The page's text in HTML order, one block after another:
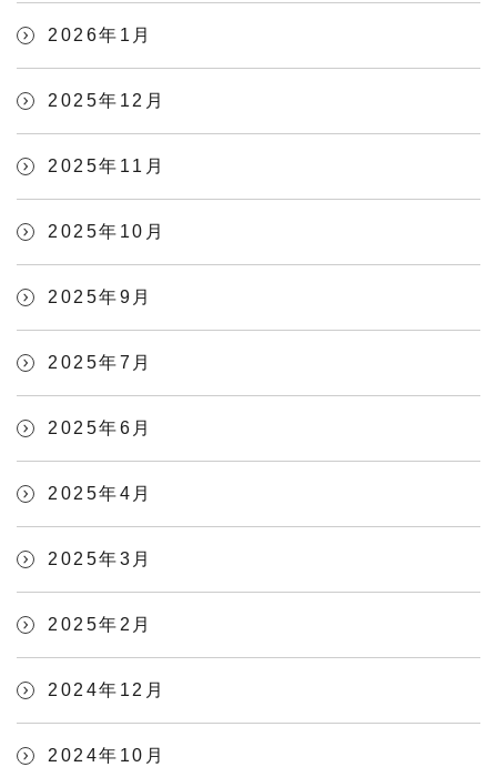
2026年1月
2025年12月
2025年11月
2025年10月
2025年9月
2025年7月
2025年6月
2025年4月
2025年3月
2025年2月
2024年12月
2024年10月